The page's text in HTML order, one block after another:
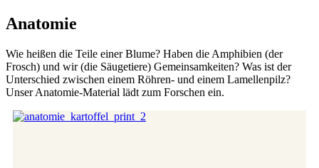
Anatomie
Wie heißen die Teile einer Blume? Haben die Amphibien (der
Frosch) und wir (die Säugetiere) Gemeinsamkeiten? Was ist der
Unterschied zwischen einem Röhren- und einem Lamellenpilz?
Unser Anatomie-Material lädt zum Forschen ein.